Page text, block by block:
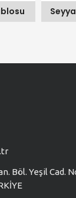
Böl. Yeşil Cad.